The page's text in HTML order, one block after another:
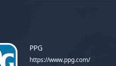
PPG
https://www.ppg.com/